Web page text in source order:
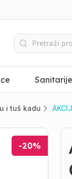
Sanitarije
i tuš kadu
-20%